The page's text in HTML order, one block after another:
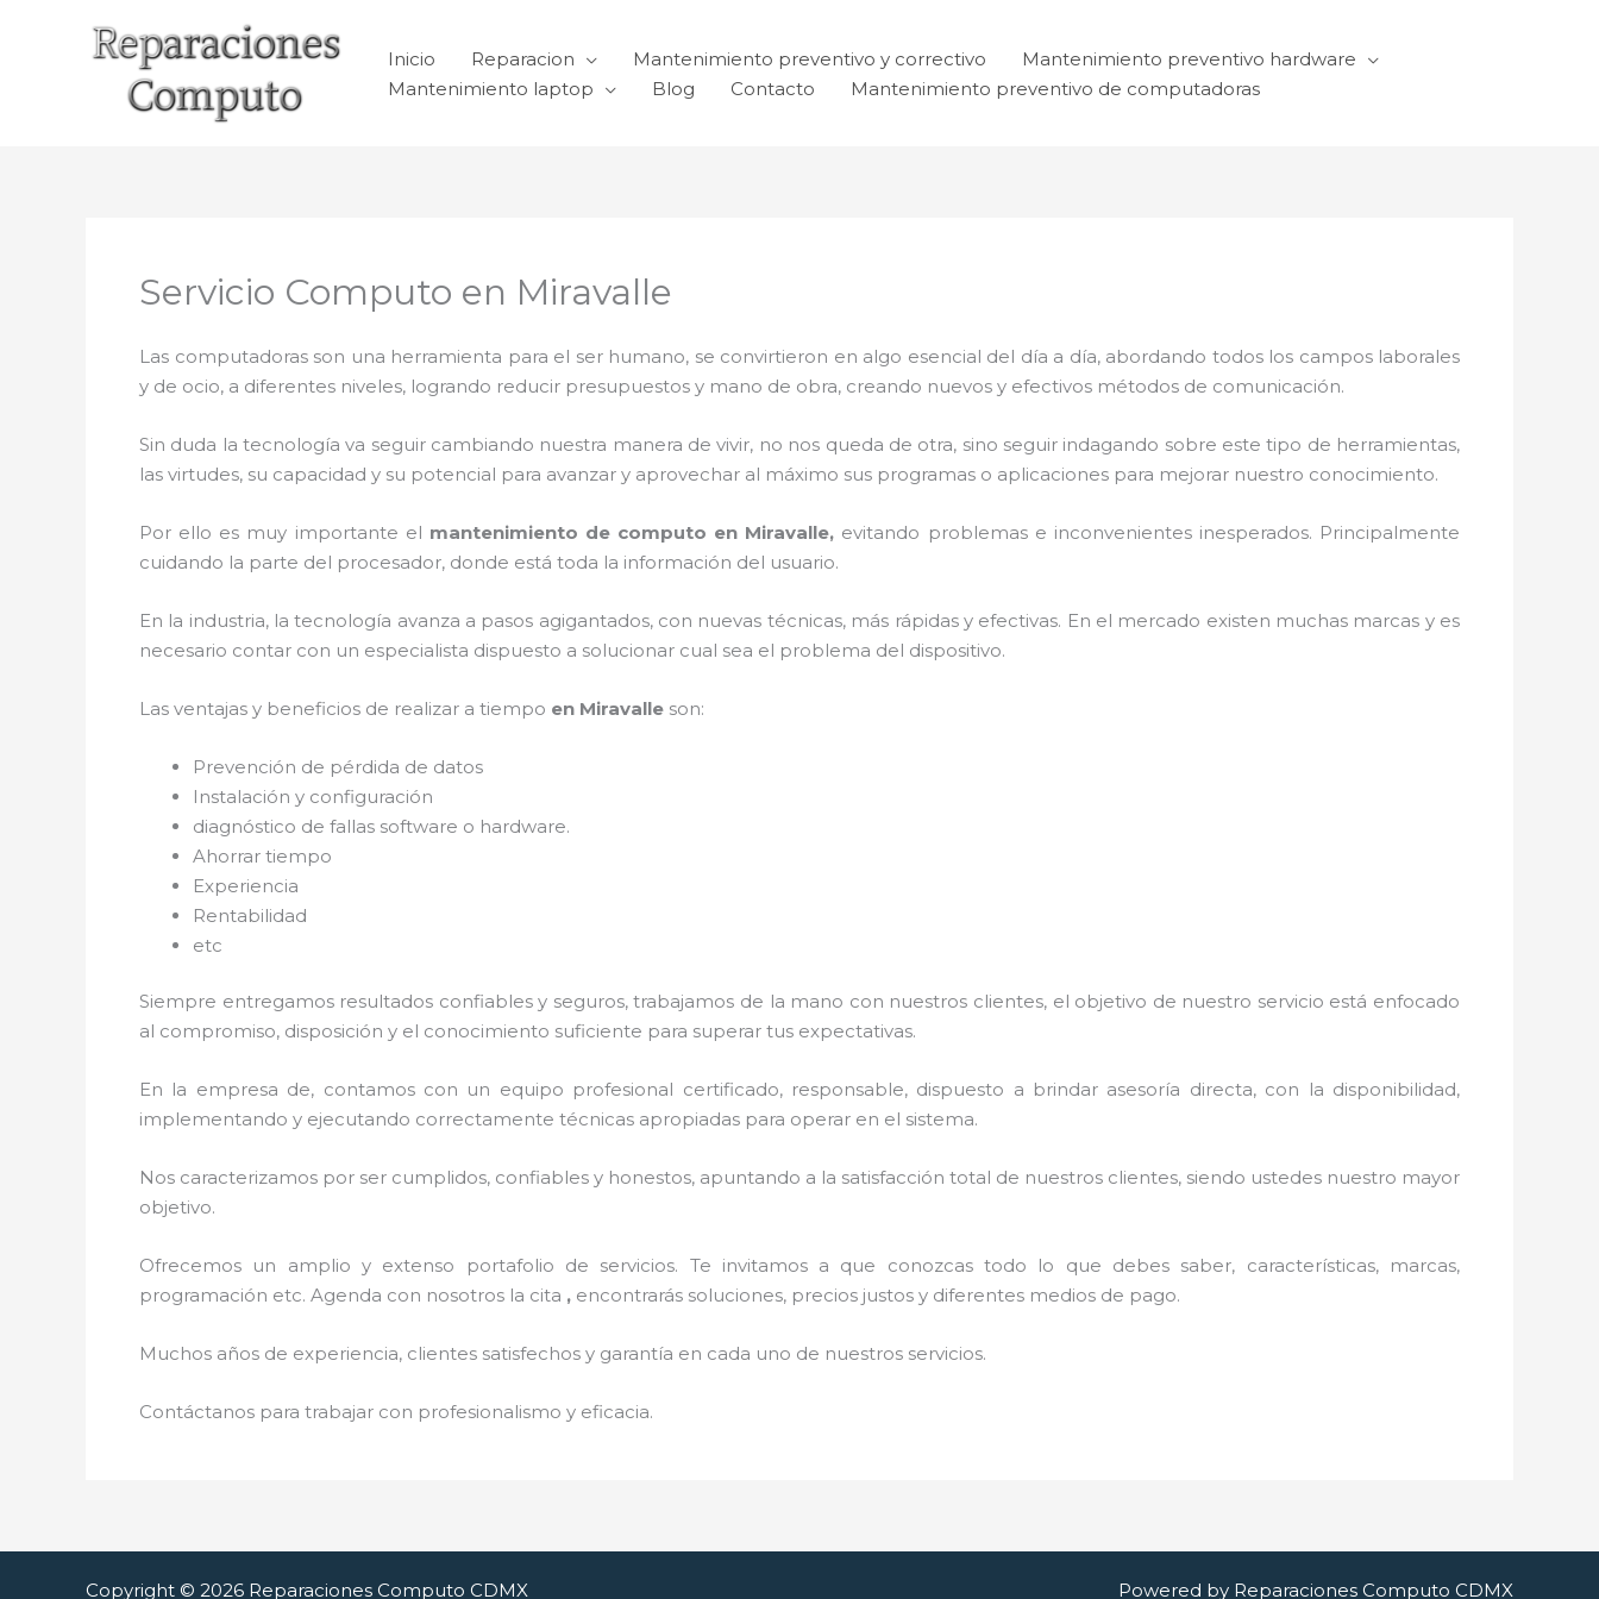
Inicio Reparacion Mantenimiento preventivo y correctivo
Mantenimiento preventivo hardware
Mantenimiento laptop
Blog Contacto Mantenimiento preventivo de computadoras
Servicio Computo en Miravalle
Las computadoras son una herramienta para el ser humano, se convirtieron en algo esencial del día a día, abordando todos los campos laborales
y de ocio, a diferentes niveles, logrando reducir presupuestos y mano de obra, creando nuevos y efectivos métodos de comunicación.
Sin duda la tecnología va seguir cambiando nuestra manera de vivir, no nos queda de otra, sino seguir indagando sobre este tipo de herramientas,
las virtudes, su capacidad y su potencial para avanzar y aprovechar al máximo sus programas o aplicaciones para mejorar nuestro conocimiento.
Por ello es muy importante el mantenimiento de computo en Miravalle, evitando problemas e inconvenientes inesperados. Principalmente
cuidando la parte del procesador, donde está toda la información del usuario.
En la industria, la tecnología avanza a pasos agigantados, con nuevas técnicas, más rápidas y efectivas. En el mercado existen muchas marcas y es
necesario contar con un especialista dispuesto a solucionar cual sea el problema del dispositivo.
Las ventajas y beneficios de realizar a tiempo en Miravalle son:
Prevención de pérdida de datos
Instalación y configuración
diagnóstico de fallas software o hardware.
Ahorrar tiempo
Experiencia
Rentabilidad
etc
Siempre entregamos resultados confiables y seguros, trabajamos de la mano con nuestros clientes, el objetivo de nuestro servicio está enfocado
al compromiso, disposición y el conocimiento suficiente para superar tus expectativas.
En la empresa de, contamos con un equipo profesional certificado, responsable, dispuesto a brindar asesoría directa, con la disponibilidad,
implementando y ejecutando correctamente técnicas apropiadas para operar en el sistema.
Nos caracterizamos por ser cumplidos, confiables y honestos, apuntando a la satisfacción total de nuestros clientes, siendo ustedes nuestro mayor
objetivo.
Ofrecemos un amplio y extenso portafolio de servicios. Te invitamos a que conozcas todo lo que debes saber, características, marcas,
programación etc. Agenda con nosotros la cita , encontrarás soluciones, precios justos y diferentes medios de pago.
Muchos años de experiencia, clientes satisfechos y garantía en cada uno de nuestros servicios.
Contáctanos para trabajar con profesionalismo y eficacia.
Copyright © 2026 Reparaciones Computo CDMX Powered by Reparaciones Computo CDMX